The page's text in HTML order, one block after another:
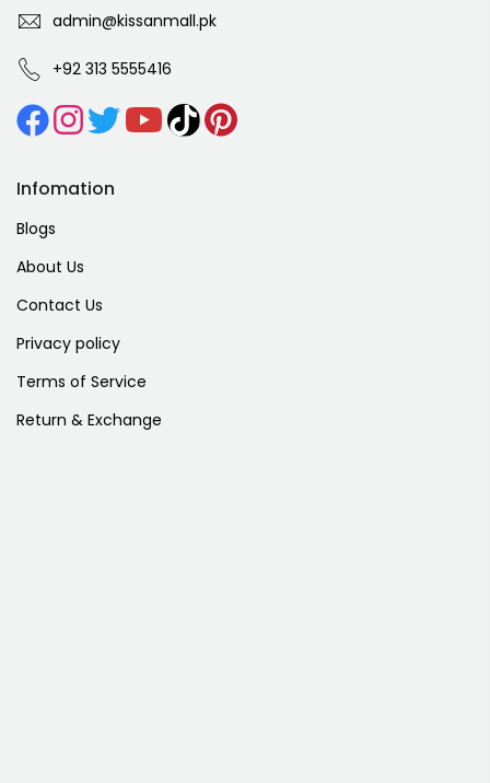
admin@kissanmall.pk
+92 313 5555416
Infomation
Blogs
About Us
Contact Us
Privacy policy
Terms of Service
Return & Exchange